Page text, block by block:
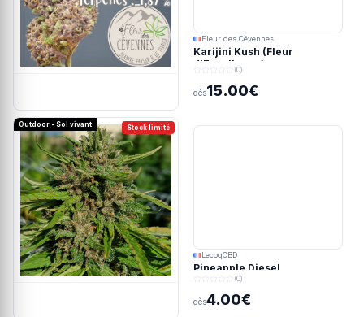
Fleur des Cévennes
Karijini Kush (Fleur
d'Excellence)
(0)
dès15.00€
Stock limité
Outdoor - Sol vivant
LecoqCBD
Pineapple Diesel
(0)
dès4.00€